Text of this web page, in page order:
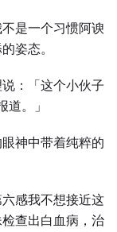
是一个习惯阿谀
姿态。
：「这个小伙子
。」
神中带着纯粹的
感我不想接近这
查出白血病，治